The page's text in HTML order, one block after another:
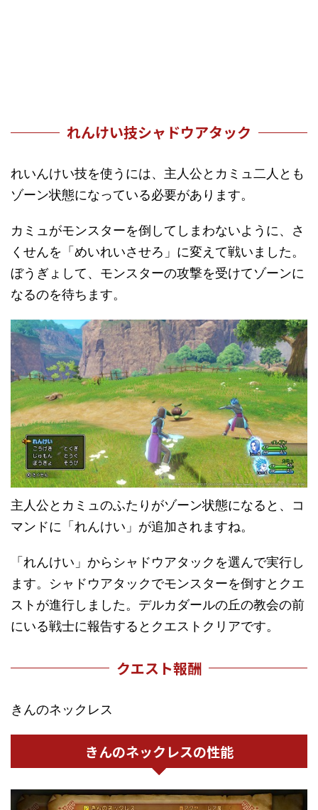
れんけい技シャドウアタック
れいんけい技を使うには、主人公とカミュ二人とも
ゾーン状態になっている必要があります。
カミュがモンスターを倒してしまわないように、さ
くせんを「めいれいさせろ」に変えて戦いました。
ぼうぎょして、モンスターの攻撃を受けてゾーンに
なるのを待ちます。
主人公とカミュのふたりがゾーン状態になると、コ
マンドに「れんけい」が追加されますね。
「れんけい」からシャドウアタックを選んで実行し
ます。シャドウアタックでモンスターを倒すとクエ
ストが進行しました。デルカダールの丘の教会の前
にいる戦士に報告するとクエストクリアです。
クエスト報酬
きんのネックレス
きんのネックレスの性能